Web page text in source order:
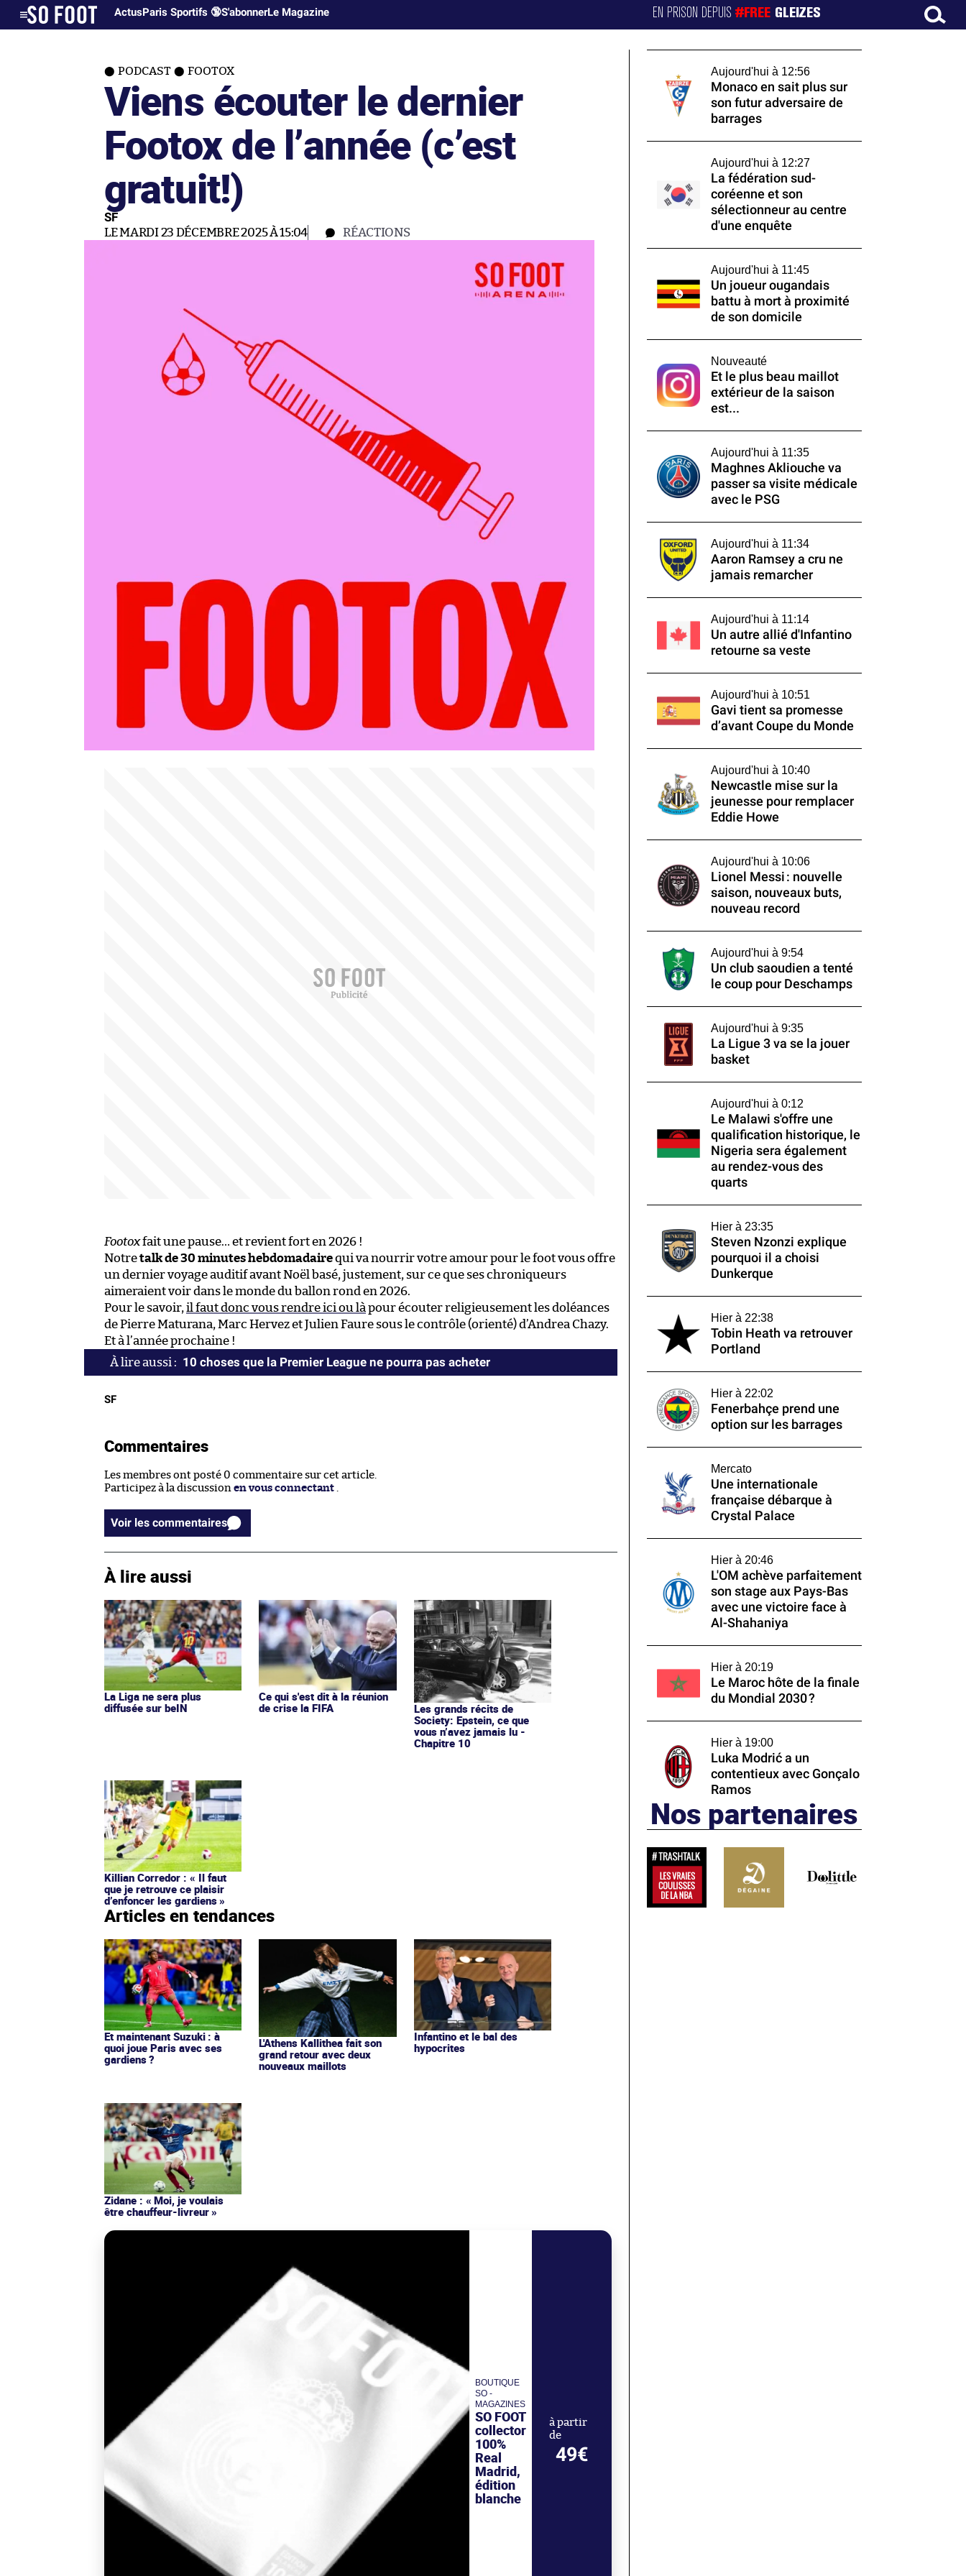
ActusParis Sportifs 🔞S'abonnerLe Magazine EN PRISON DEPUIS#FREE GLEIZES
PODCAST FOOTOX
Viens écouter le dernier
Footox de l’année (c’est
gratuit!)
SF
LE MARDI 23 DÉCEMBRE 2025 À 15:04 RÉACTIONS
Footoxfait une pause… et revient fort en 2026 !
Notretalk de 30 minutes hebdomadairequi va nourrir votre amour pour le foot vous offre
un dernier voyage auditif avant Noël basé, justement, sur ce que ses chroniqueurs
aimeraient voir dans le monde du ballon rond en 2026.
Pour le savoir, il faut donc vous rendre ici ou là pour écouter religieusement les doléances
de Pierre Maturana, Marc Hervez et Julien Faure sous le contrôle (orienté) d’Andrea Chazy.
Et à l’année prochaine !
10 choses que la Premier League ne pourra pas acheter
SF
Commentaires
Les membres ont posté 0 commentaire sur cet article.
Participez à la discussion en vous connectant
Voir les commentaires
À lire aussi
La Liga ne sera plus
diffusée sur beIN
Ce qui s'est dit à la réunion
de crise la FIFA
Les grands récits de
Society: Epstein, ce que
vous n’avez jamais lu -
Chapitre 10
Killian Corredor : « Il faut
que je retrouve ce plaisir
d’enfoncer les gardiens »
Articles en tendances
Et maintenant Suzuki : à
quoi joue Paris avec ses
gardiens ?
L'Athens Kallithea fait son
grand retour avec deux
nouveaux maillots
Infantino et le bal des
hypocrites
Zidane : « Moi, je voulais
être chauffeur-livreur »
BOUTIQUE
SO -
MAGAZINES
SO FOOT
collector
100%
Real
Madrid,
édition
blanche
à partir
de
49€
Aujourd'hui à 12:56
Monaco en sait plus sur
son futur adversaire de
barrages
Aujourd'hui à 12:27
La fédération sud-
coréenne et son
sélectionneur au centre
d'une enquête
Aujourd'hui à 11:45
Un joueur ougandais
battu à mort à proximité
de son domicile
Nouveauté
Et le plus beau maillot
extérieur de la saison
est...
Aujourd'hui à 11:35
Maghnes Akliouche va
passer sa visite médicale
avec le PSG
Aujourd'hui à 11:34
Aaron Ramsey a cru ne
jamais remarcher
Aujourd'hui à 11:14
Un autre allié d'Infantino
retourne sa veste
Aujourd'hui à 10:51
Gavi tient sa promesse
d’avant Coupe du Monde
Aujourd'hui à 10:40
Newcastle mise sur la
jeunesse pour remplacer
Eddie Howe
Aujourd'hui à 10:06
Lionel Messi : nouvelle
saison, nouveaux buts,
nouveau record
Aujourd'hui à 9:54
Un club saoudien a tenté
le coup pour Deschamps
Aujourd'hui à 9:35
La Ligue 3 va se la jouer
basket
Aujourd'hui à 0:12
Le Malawi s'offre une
qualification historique, le
Nigeria sera également
au rendez-vous des
quarts
Hier à 23:35
Steven Nzonzi explique
pourquoi il a choisi
Dunkerque
Hier à 22:38
Tobin Heath va retrouver
Portland
Hier à 22:02
Fenerbahçe prend une
option sur les barrages
Mercato
Une internationale
française débarque à
Crystal Palace
Hier à 20:46
L'OM achève parfaitement
son stage aux Pays-Bas
avec une victoire face à
Al-Shahaniya
Hier à 20:19
Le Maroc hôte de la finale
du Mondial 2030 ?
Hier à 19:00
Luka Modrić a un
contentieux avec Gonçalo
Ramos
Nos partenaires